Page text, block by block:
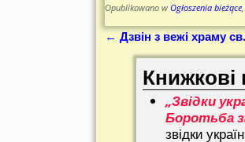
Opublikowano w Ogłoszenia bieżące,
Nawigacja
← Дзвін з вежі храму
Книжкові
„Звідки
Боротьба
звідки